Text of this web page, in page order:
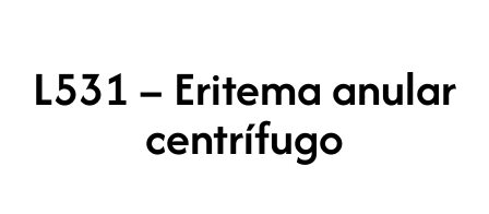
L531 – Eritema anular
centrífugo